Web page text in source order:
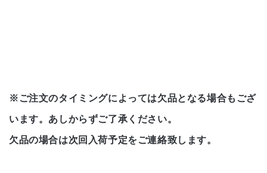
※ご注文のタイミングによっては欠品となる場合もござ
います。あしからずご了承ください。
欠品の場合は次回入荷予定をご連絡致します。